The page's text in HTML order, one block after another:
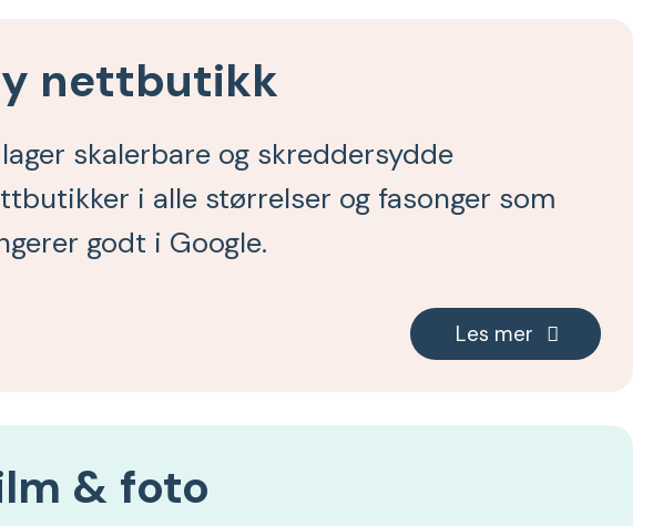
nettbutikk
skalerbare og skreddersydde
i alle størrelser og fasonger som
godt i Google.
Les mer
& foto